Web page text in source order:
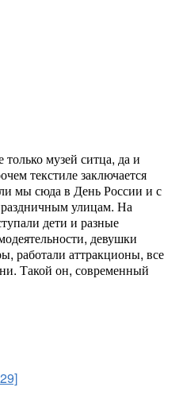
музей ситца, да и
текстиле заключается
мы сюда в День России и с
улицам. На
дети и разные
девушки
работали аттракционы, все
Такой он, современный